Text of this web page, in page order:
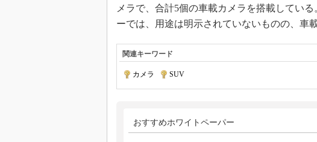
メラで、合計5個の車載カメラを搭載してい
ーでは、用途は明示されていないものの、車
関連キーワード
カメラ SUV
おすすめホワイトペーパー